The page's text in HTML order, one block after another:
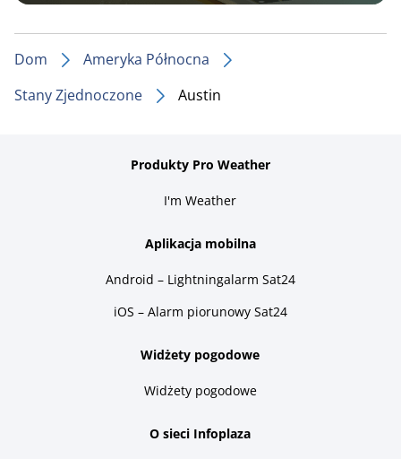
Dom
Ameryka Północna
Stany Zjednoczone
Austin
Produkty Pro Weather
I'm Weather
Aplikacja mobilna
Android – Lightningalarm Sat24
iOS – Alarm piorunowy Sat24
Widżety pogodowe
Widżety pogodowe
O sieci Infoplaza